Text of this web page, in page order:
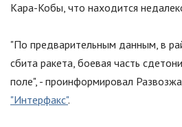
Кара-Кобы, что находится
"По предварительным данным, в
сбита ракета, боевая часть
поле", - проинформировал
"Интерфакс".